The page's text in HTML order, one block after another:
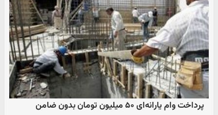
پرداخت وام یارانه‌ای ۵۰ میلیون تومان بدون ضامن